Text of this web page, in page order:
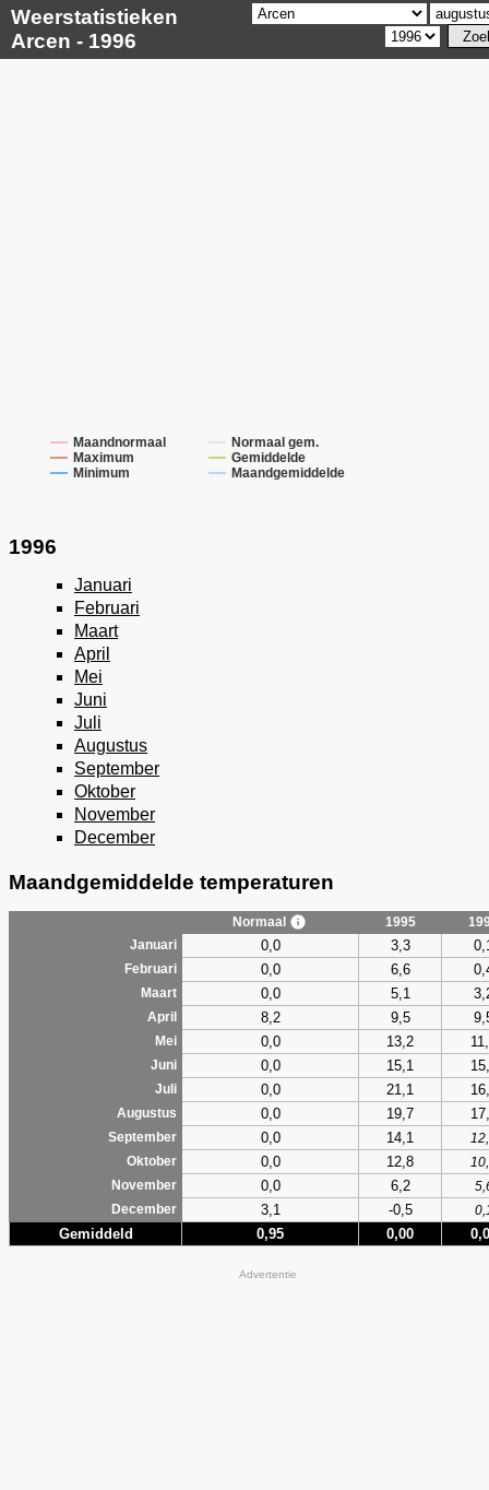
Weerstatistieken
Arcen - 1996
Maandnormaal
Normaal gem.
Maximum
Gemiddelde
Minimum
Maandgemiddelde
1996
Januari
Februari
Maart
April
Mei
Juni
Juli
Augustus
September
Oktober
November
December
Maandgemiddelde temperaturen
Normaal 1995
Januari
0,0 3,3
Februari 0,0 6,6
Maart 0,0 5,1
April 8,2 9,5
Mei 0,0 13,2
Juni 0,0 15,1
Juli 0,0 21,1
Augustus 0,0 19,7
September 0,0 14,1
Oktober
0,0 12,8
November
0,0 6,2
December
3,1 -0,5
Gemiddeld 0,95 0,00
Advertentie